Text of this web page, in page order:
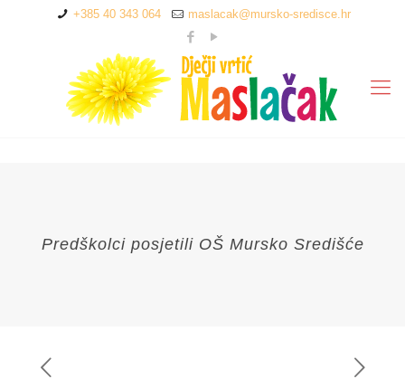
+385 40 343 064 maslacak@mursko-sredisce.hr
Predškolci posjetili OŠ Mursko Središće